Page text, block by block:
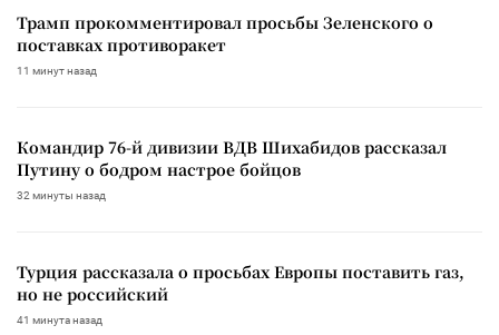
Трамп прокомментировал просьбы Зеленского о
поставках противоракет
11 минут назад
Командир 76-й дивизии ВДВ Шихабидов рассказал
Путину о бодром настрое бойцов
32 минуты назад
Турция рассказала о просьбах Европы поставить газ,
но не российский
41 минута назад